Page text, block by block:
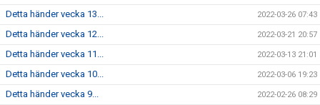
Detta händer vecka 13... 2022-03-26 07:43
Detta händer vecka 12... 2022-03-21 20:57
Detta händer vecka 11... 2022-03-13 21:01
Detta händer vecka 10... 2022-03-06 19:23
Detta händer vecka 9... 2022-02-26 08:29